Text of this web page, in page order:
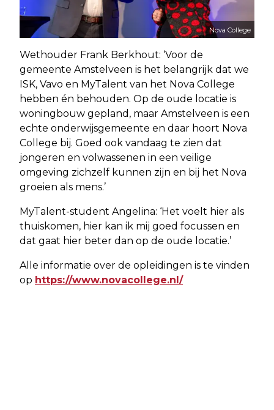
Nova College
Wethouder Frank Berkhout: ‘Voor de
gemeente Amstelveen is het belangrijk dat we
ISK, Vavo en MyTalent van het Nova College
hebben én behouden. Op de oude locatie is
woningbouw gepland, maar Amstelveen is een
echte onderwijsgemeente en daar hoort Nova
College bij. Goed ook vandaag te zien dat
jongeren en volwassenen in een veilige
omgeving zichzelf kunnen zijn en bij het Nova
groeien als mens.’
MyTalent-student Angelina: ‘Het voelt hier als
thuiskomen, hier kan ik mij goed focussen en
dat gaat hier beter dan op de oude locatie.’
Alle informatie over de opleidingen is te vinden
op https://www.novacollege.nl/